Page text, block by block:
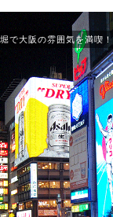
で大阪の雰囲気を満喫！